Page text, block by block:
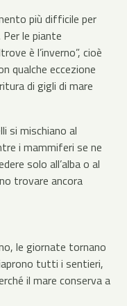
più difficile per
Per le piante
è l’inverno”, cioè
qualche eccezione
di gigli di mare
si mischiano al
i mammiferi se ne
solo all’alba o al
trovare ancora
le giornate tornano
tutti i sentieri,
il mare conserva a